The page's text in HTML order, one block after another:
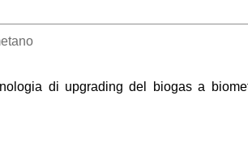
di upgrading del biogas a